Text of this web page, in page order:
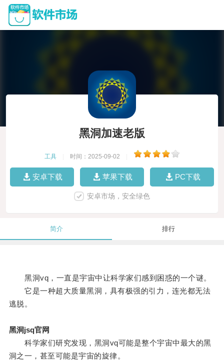
黑洞加速老版
工具 时间：2025-09-02
安卓下载 苹果下载 PC下载
安卓市场，安全绿色
简介 排行
黑洞vq，一直是宇宙中让科学家们感到困惑的一个谜。
它是一种超大质量黑洞，具有极强的引力，连光都无法
逃脱。
黑洞jsq官网
科学家们研究发现，黑洞vq可能是整个宇宙中最大的黑
洞之一，甚至可能是宇宙的旋律。